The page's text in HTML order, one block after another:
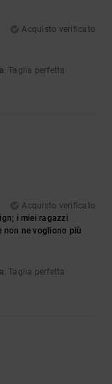
Acquisto verificato
: Taglia perfetta
Acquisto verificato
i miei ragazzi
non ne vogliono più
: Taglia perfetta